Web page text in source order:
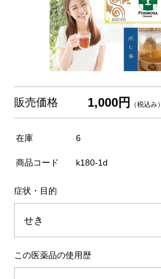
販売価格 1,000円 （税込み）
在庫 6
商品コード k180-1d
症状・目的
この医薬品の使用歴